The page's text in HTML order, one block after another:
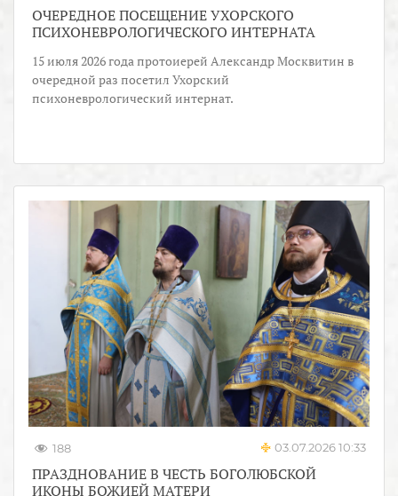
ОЧЕРЕДНОЕ ПОСЕЩЕНИЕ УХОРСКОГО
ПСИХОНЕВРОЛОГИЧЕСКОГО ИНТЕРНАТА
15 июля 2026 года протоиерей Александр Москвитин в
очередной раз посетил Ухорский
психоневрологический интернат.
188 03.07.2026 10:33
ПРАЗДНОВАНИЕ В ЧЕСТЬ БОГОЛЮБСКОЙ
ИКОНЫ БОЖИЕЙ МАТЕРИ